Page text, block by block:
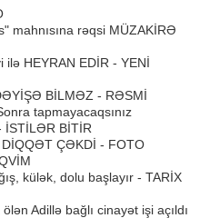
mahnısına rəqsi MÜZAKİRƏ
ilə HEYRAN EDİR - YENİ
BİLMƏZ - RƏSMİ
tapmayacaqsınız
İSTİLƏR BİTİR
DİQQƏT ÇƏKDİ - FOTO
külək, dolu başlayır - TARİX
Adillə bağlı cinayət işi açıldı